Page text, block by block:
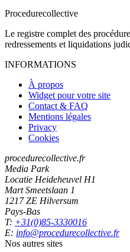
Procedurecollective
Le registre complet des
redressements et liquidations
INFORMATIONS
À propos
Widget pour votre site
Contact & FAQ
Mentions légales
Privacy
Cookies
procedurecollective.fr
Media Park
Locatie Heideheuvel H1
Mart Smeetslaan 1
1217 ZE Hilversum
Pays-Bas
T: +31(0)85-3330016
E: info@procedurecollective.fr
Nos autres sites